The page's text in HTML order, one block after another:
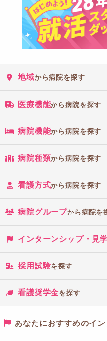
地域から病院を探す
医療機能から病院を探す
病院機能から病院を探す
病院種類から病院を探す
看護方式から病院を探す
病院グループから病院を
インターンシップ・見
採用試験を探す
看護奨学金を探す
あなたにおすすめのイ